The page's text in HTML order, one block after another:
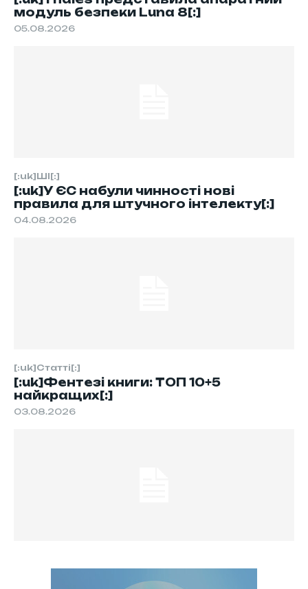
модуль безпеки Luna 8[:]
05.08.2026
[:uk]ШІ[:]
[:uk]У ЄС набули чинності нові
правила для штучного інтелекту[:]
04.08.2026
[:uk]Статті[:]
[:uk]Фентезі книги: ТОП 10+5
найкращих[:]
03.08.2026